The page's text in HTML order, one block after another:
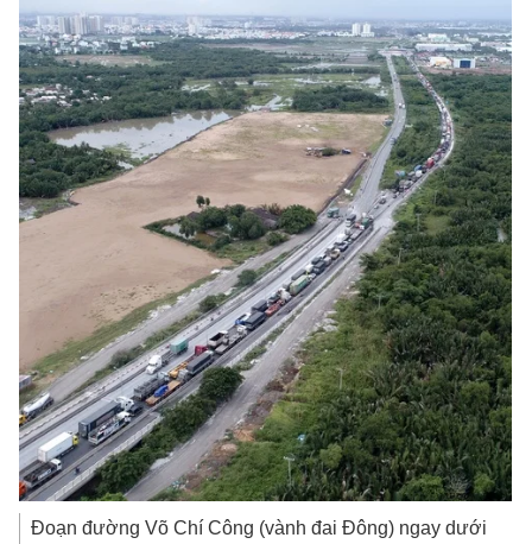
Đoạn đường Võ Chí Công (vành đai Đông) ngay dưới